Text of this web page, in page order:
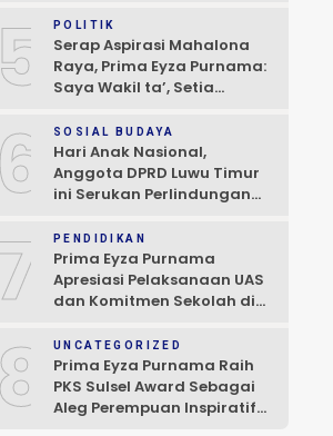
5 POLITIK
Serap Aspirasi Mahalona
Raya, Prima Eyza Purnama:
Saya Wakil ta’, Setia
6 SOSIAL BUDAYA
Hari Anak Nasional,
Anggota DPRD Luwu Timur
ini Serukan Perlindungan
PENDIDIKAN
Prima Eyza Purnama
Apresiasi Pelaksanaan UAS
dan Komitmen Sekolah di
8 UNCATEGORIZED
Prima Eyza Purnama Raih
PKS Sulsel Award Sebagai
Aleg Perempuan Inspiratif